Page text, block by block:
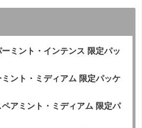
ミント・インテンス 限定パッ
ント・ミディアム 限定パッケ
アミント・ミディアム 限定パ